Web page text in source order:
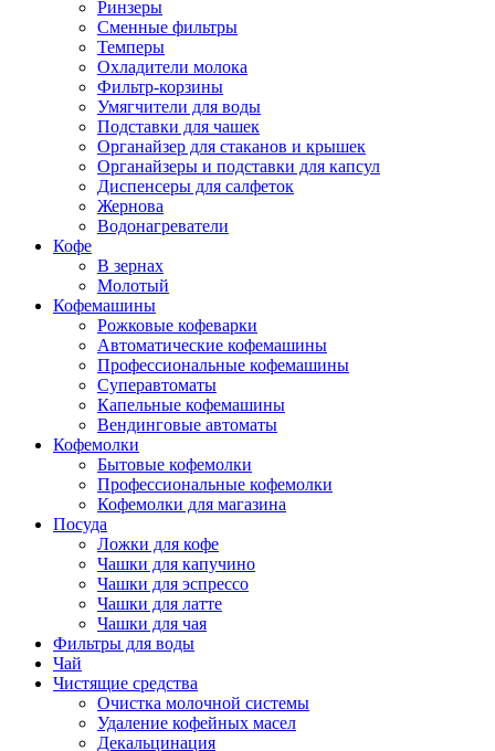
Ринзеры
Сменные фильтры
Темперы
Охладители молока
Фильтр-корзины
Умягчители для воды
Подставки для чашек
Органайзер для стаканов и крышек
Органайзеры и подставки для капсул
Диспенсеры для салфеток
Жернова
Водонагреватели
Кофе
В зернах
Молотый
Кофемашины
Рожковые кофеварки
Автоматические кофемашины
Профессиональные кофемашины
Суперавтоматы
Капельные кофемашины
Вендинговые автоматы
Кофемолки
Бытовые кофемолки
Профессиональные кофемолки
Кофемолки для магазина
Посуда
Ложки для кофе
Чашки для капучино
Чашки для эспрессо
Чашки для латте
Чашки для чая
Фильтры для воды
Чай
Чистящие средства
Очистка молочной системы
Удаление кофейных масел
Декальцинация